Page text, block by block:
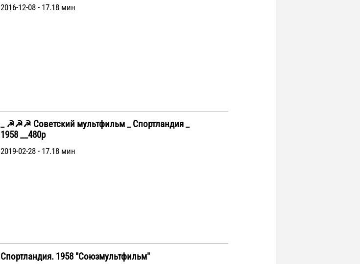
2016-12-08 - 17.18 мин
_ ☭☭☭ Советский мультфильм _ Спортландия _
1958 __480p
2019-02-28 - 17.18 мин
Спортландия. 1958 "Союзмультфильм"